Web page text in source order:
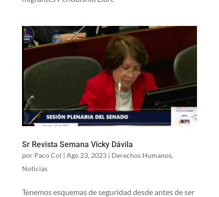
Sr Revista Semana Vicky Dávila
por Paco Col | Ago 23, 2023| Derechos Humanos,
Noticias
Tenemos esquemas de seguridad desde antes de ser